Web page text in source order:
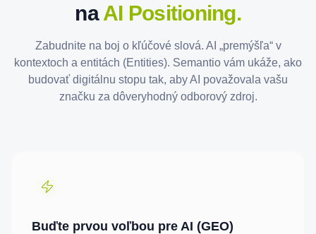
na AI Positioning.
Zabudnite na boj o kľúčové slová. AI „premýšľa“ v
kontextoch a entitách (Entities). Semantio vám ukáže, ako
budovať digitálnu stopu tak, aby AI považovala vašu
značku za dôveryhodný odborový zdroj.
Buďte prvou voľbou pre AI (GEO)